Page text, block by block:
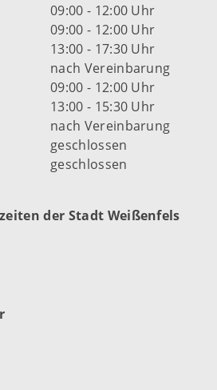
09:00 - 12:00 Uhr
09:00 - 12:00 Uhr
13:00 - 17:30 Uhr
nach Vereinbarung
09:00 - 12:00 Uhr
13:00 - 15:30 Uhr
nach Vereinbarung
geschlossen
geschlossen
der Stadt Weißenfels